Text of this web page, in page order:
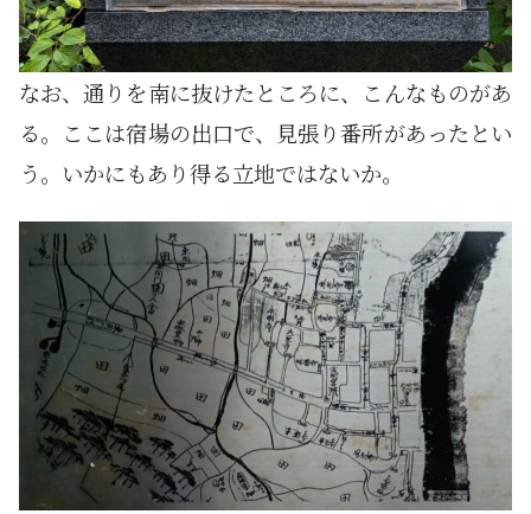
なお、通りを南に抜けたところに、こんなものがあ
る。ここは宿場の出口で、見張り番所があったとい
う。いかにもあり得る立地ではないか。